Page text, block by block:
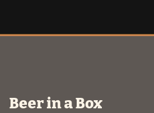
Beer in a Box